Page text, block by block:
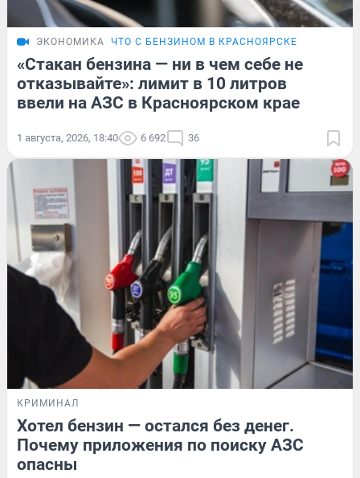
ЭКОНОМИКА ЧТО С БЕНЗИНОМ В КРАСНОЯРСКЕ
«Стакан бензина — ни в чем себе не
отказывайте»: лимит в 10 литров
ввели на АЗС в Красноярском крае
1 августа, 2026, 18:40 6 692 36
КРИМИНАЛ
Хотел бензин — остался без денег.
Почему приложения по поиску АЗС
опасны